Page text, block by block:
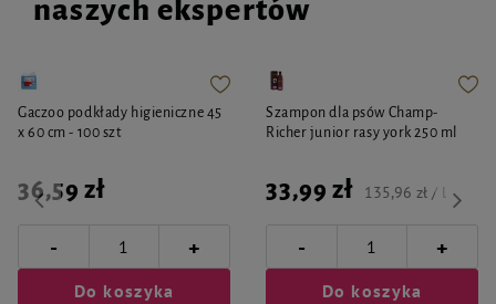
naszych ekspertów
Gaczoo podkłady higieniczne 45
x 60 cm - 100 szt
36,59 zł
- +
Do koszyka
Szampon dla psów Champ-
Richer junior rasy york 250 ml
33,99 zł 135,96 zł / l
- +
Do koszyka